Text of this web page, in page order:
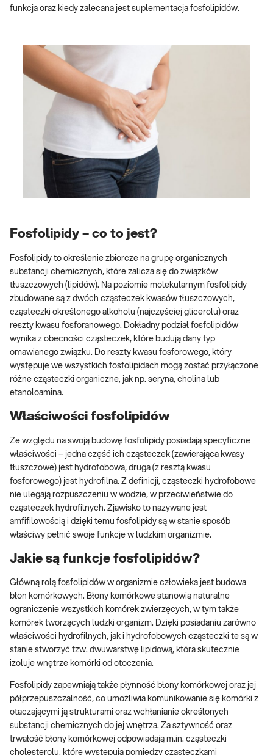
funkcja oraz kiedy zalecana jest suplementacja fosfolipidów.
Fosfolipidy – co to jest?
Fosfolipidy to określenie zbiorcze na grupę organicznych
substancji chemicznych, które zalicza się do związków
tłuszczowych (lipidów). Na poziomie molekularnym fosfolipidy
zbudowane są z dwóch cząsteczek kwasów tłuszczowych,
cząsteczki określonego alkoholu (najczęściej glicerolu) oraz
reszty kwasu fosforanowego. Dokładny podział fosfolipidów
wynika z obecności cząsteczek, które budują dany typ
omawianego związku. Do reszty kwasu fosforowego, który
występuje we wszystkich fosfolipidach mogą zostać przyłączone
różne cząsteczki organiczne, jak np. seryna, cholina lub
etanoloamina.
Właściwości fosfolipidów
Ze względu na swoją budowę fosfolipidy posiadają specyficzne
właściwości – jedna część ich cząsteczek (zawierająca kwasy
tłuszczowe) jest hydrofobowa, druga (z resztą kwasu
fosforowego) jest hydrofilna. Z definicji, cząsteczki hydrofobowe
nie ulegają rozpuszczeniu w wodzie, w przeciwieństwie do
cząsteczek hydrofilnych. Zjawisko to nazywane jest
amfifilowością i dzięki temu fosfolipidy są w stanie sposób
właściwy pełnić swoje funkcje w ludzkim organizmie.
Jakie są funkcje fosfolipidów?
Główną rolą fosfolipidów w organizmie człowieka jest budowa
błon komórkowych. Błony komórkowe stanowią naturalne
ograniczenie wszystkich komórek zwierzęcych, w tym także
komórek tworzących ludzki organizm. Dzięki posiadaniu zarówno
właściwości hydrofilnych, jak i hydrofobowych cząsteczki te są w
stanie stworzyć tzw. dwuwarstwę lipidową, która skutecznie
izoluje wnętrze komórki od otoczenia.
Fosfolipidy zapewniają także płynność błony komórkowej oraz jej
półprzepuszczalność, co umożliwia komunikowanie się komórki z
otaczającymi ją strukturami oraz wchłanianie określonych
substancji chemicznych do jej wnętrza. Za sztywność oraz
trwałość błony komórkowej odpowiadają m.in. cząsteczki
cholesterolu, które występują pomiędzy cząsteczkami